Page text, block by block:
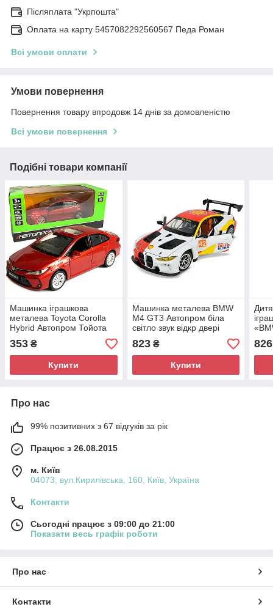
Післяплата "Укрпошта"
Оплата на карту 5457082292560567 Педа Роман
Всі умови оплати
Умови повернення
Повернення товару впродовж 14 днів за домовленістю
Всі умови повернення
Подібні товари компанії
Машинка іграшкова
металева Toyota Corolla
Hybrid Автопром Тойота
Королла гібрид, червона,
світло, звук, відкр. двері,
14*6*4 см
353 ₴
Купити
Машинка металева BMW
M4 GT3 Автопром біла
світло звук відкр двері
капот 20,5*8,5*5 см
(661277E)
823₴
Купити
см,
826
Про нас
99% позитивних з 67 відгуків за рік
Працює з 26.08.2015
м. Київ
04073, вул.Кирилівська, 160, Київ, Україна
Контакти
Сьогодні працює з 09:00 до 21:00
Показати весь графік роботи
Про нас
Контакти